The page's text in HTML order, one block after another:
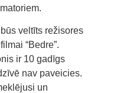
veltīts režisores
“Bedre”.
ir 10 gadīgs
nav paveicies.
un